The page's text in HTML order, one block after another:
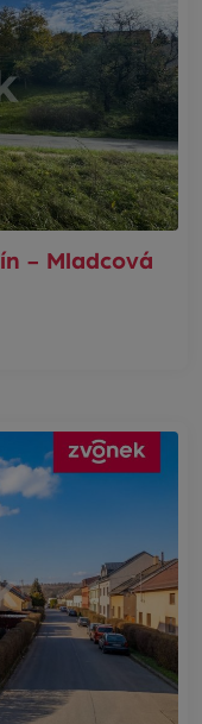
- Mladcová